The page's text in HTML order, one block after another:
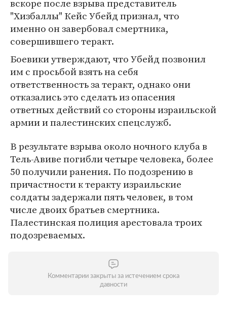
вскоре после взрыва представитель
"Хизбаллы" Кейс Убейд признал, что
именно он завербовал смертника,
совершившего теракт.
Боевики утверждают, что Убейд позвонил
им с просьбой взять на себя
ответственность за теракт, однако они
отказались это сделать из опасения
ответных действий со стороны израильской
армии и палестинских спецслужб.
В результате взрыва около ночного клуба в
Тель-Авиве погибли четыре человека, более
50 получили ранения. По подозрению в
причастности к теракту израильские
солдаты задержали пять человек, в том
числе двоих братьев смертника.
Палестинская полиция арестовала троих
подозреваемых.
Комментарии закрыты за истечением срока
давности